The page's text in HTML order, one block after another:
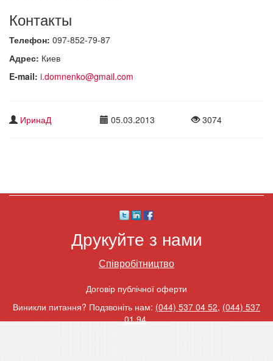
Контакты
Телефон: 097-852-79-87
Адрес: Киев
E-mail: i.domnenko@gmail.com
ИринаД 05.03.2013 3074
Друкуйте з нами
Співробітництво
Договір публічної оферти
Виникли питання? Подзвоніть нам: (044) 537 04 52, (044) 537
01 94.